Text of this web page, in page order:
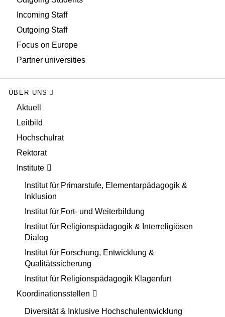
Incoming Staff
Outgoing Staff
Focus on Europe
Partner universities
ÜBER UNS
Aktuell
Leitbild
Hochschulrat
Rektorat
Institute
Institut für Primarstufe, Elementarpädagogik &
Inklusion
Institut für Fort- und Weiterbildung
Institut für Religionspädagogik & Interreligiösen
Dialog
Institut für Forschung, Entwicklung &
Qualitätssicherung
Institut für Religionspädagogik Klagenfurt
Koordinationsstellen
Diversität & Inklusive Hochschulentwicklung